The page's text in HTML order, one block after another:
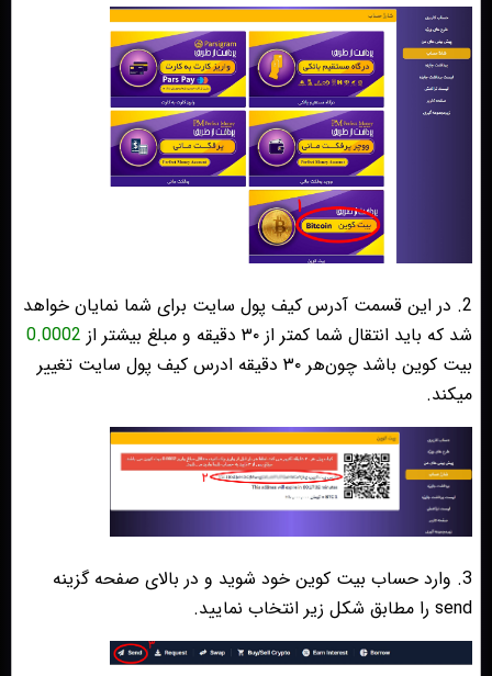
2. در این قسمت آدرس کیف پول سایت برای شما نمایان خواهد
شد که باید انتقال شما کمتر از ۳۰ دقیقه و مبلغ بیشتر از
0.0002
بیت کوین باشد چون‌هر ۳۰ دقیقه ادرس کیف ‌پول سایت تغییر
میکند.
3. وارد حساب بیت کوین خود شوید و در بالای صفحه گزینه
send را مطابق شکل زیر انتخاب نمایید.